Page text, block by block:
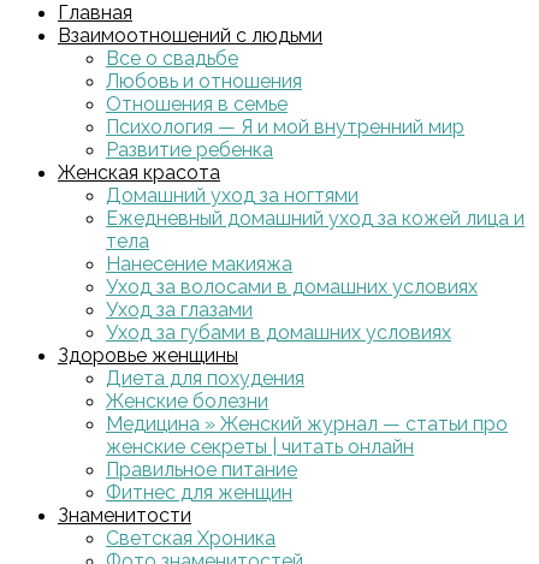
Главная
Взаимоотношений с людьми
Все о свадьбе
Любовь и отношения
Отношения в семье
Психология — Я и мой внутренний мир
Развитие ребенка
Женская красота
Домашний уход за ногтями
Ежедневный домашний уход за кожей лица и
тела
Нанесение макияжа
Уход за волосами в домашних условиях
Уход за глазами
Уход за губами в домашних условиях
Здоровье женщины
Диета для похудения
Женские болезни
Медицина » Женский журнал — статьи про
женские секреты | читать онлайн
Правильное питание
Фитнес для женщин
Знаменитости
Светская Хроника